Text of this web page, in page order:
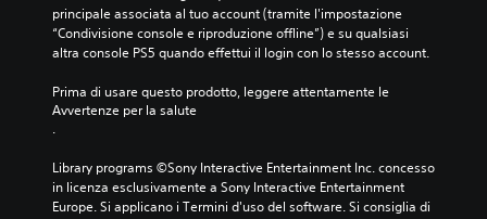
principale associata al tuo account (tramite l'impostazione
“Condivisione console e riproduzione offline”) e su qualsiasi
altra console PS5 quando effettui il login con lo stesso account.
Prima di usare questo prodotto, leggere attentamente le
Avvertenze per la salute
.
Library programs ©Sony Interactive Entertainment Inc. concesso
in licenza esclusivamente a Sony Interactive Entertainment
Europe. Si applicano i Termini d'uso del software. Si consiglia di